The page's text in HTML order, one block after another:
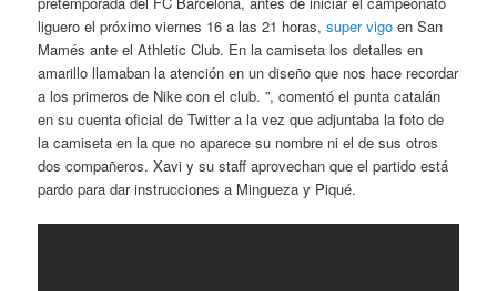
liguero el próximo viernes 16 a las 21 horas,super vigo en San
Mamés ante el Athletic Club. En la camiseta los detalles en
amarillo llamaban la atención en un diseño que nos hace recordar
a los primeros de Nike con el club. ”, comentó el punta catalán
en su cuenta oficial de Twitter a la vez que adjuntaba la foto de
la camiseta en la que no aparece su nombre ni el de sus otros
dos compañeros. Xavi y su staff aprovechan que el partido está
pardo para dar instrucciones a Mingueza y Piqué.